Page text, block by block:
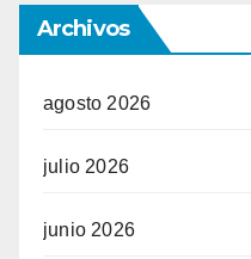
Archivos
agosto 2026
julio 2026
junio 2026